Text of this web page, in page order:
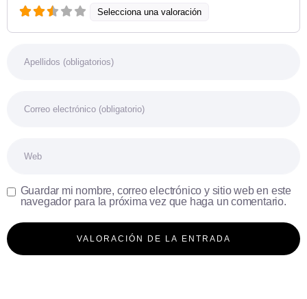
Selecciona una valoración
Guardar mi nombre, correo electrónico y sitio web en este
navegador para la próxima vez que haga un comentario.